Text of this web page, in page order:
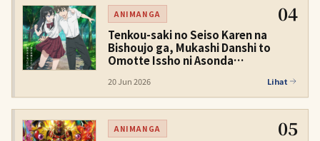
ANIMANGA 04
Tenkou-saki no Seiso Karen na
Bishoujo ga, Mukashi Danshi to
Omotte Issho ni Asonda
Tambahan dan PV Utama Kedua
20 Jun 2026 Lihat
ANIMANGA 05